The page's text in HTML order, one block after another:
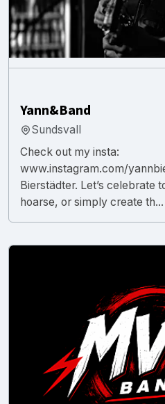
Yann&Band
Sundsvall
Check out my insta:
www.instagram.com/
Bierstädter. Let’s celebrate
hoarse, or simply create th...